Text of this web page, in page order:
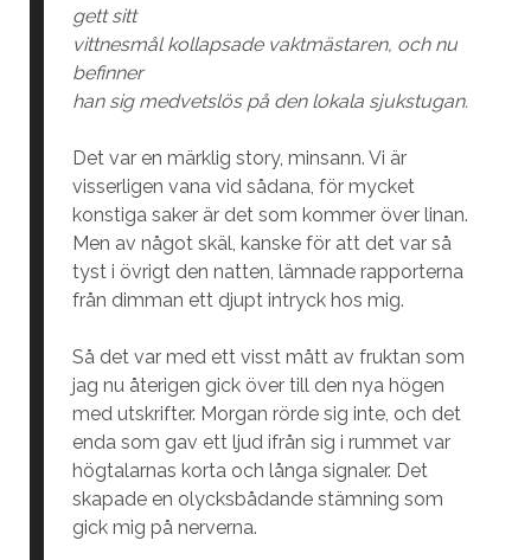
gett sitt
vittnesmål kollapsade vaktmästaren, och nu
befinner
han sig medvetslös på den lokala sjukstugan.
Det var en märklig story, minsann. Vi är
visserligen vana vid sådana, för mycket
konstiga saker är det som kommer över linan.
Men av något skäl, kanske för att det var så
tyst i övrigt den natten, lämnade rapporterna
från dimman ett djupt intryck hos mig.
Så det var med ett visst mått av fruktan som
jag nu återigen gick över till den nya högen
med utskrifter. Morgan rörde sig inte, och det
enda som gav ett ljud ifrån sig i rummet var
högtalarnas korta och långa signaler. Det
skapade en olycksbådande stämning som
gick mig på nerverna.